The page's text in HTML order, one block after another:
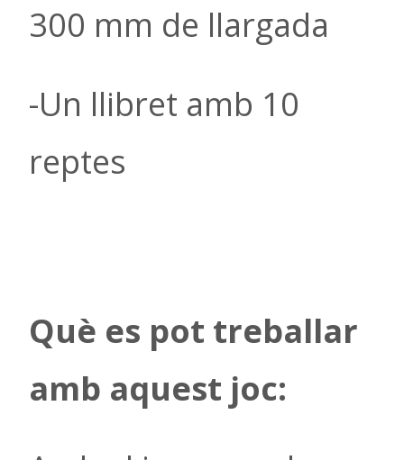
300 mm de llargada
-Un llibret amb 10
reptes
Què es pot treballar
amb aquest joc: